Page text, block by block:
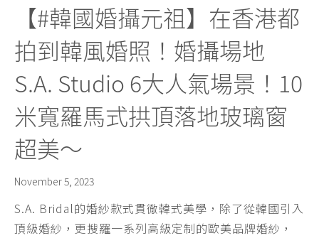
November 5, 2023
【#韓國婚攝元祖】在香港都
拍到韓風婚照！婚攝場地
S.A. Studio 6大人氣場景！10
米寬羅馬式拱頂落地玻璃窗
超美～
S.A. Bridal的婚紗款式貫徹韓式美學，除了從韓國引入
頂級婚紗，更搜羅一系列高級定制的歐美品牌婚紗，